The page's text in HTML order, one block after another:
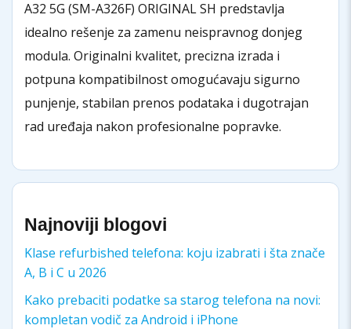
A32 5G (SM-A326F) ORIGINAL SH predstavlja
idealno rešenje za zamenu neispravnog donjeg
modula. Originalni kvalitet, precizna izrada i
potpuna kompatibilnost omogućavaju sigurno
punjenje, stabilan prenos podataka i dugotrajan
rad uređaja nakon profesionalne popravke.
Najnoviji blogovi
Klase refurbished telefona: koju izabrati i šta znače
A, B i C u 2026
Kako prebaciti podatke sa starog telefona na novi:
kompletan vodič za Android i iPhone